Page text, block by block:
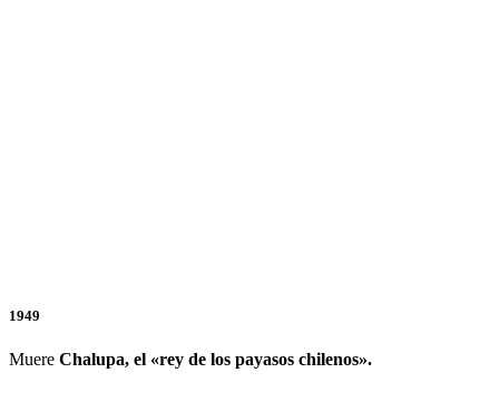
1949
Muere Chalupa, el «rey de los payasos chilenos».